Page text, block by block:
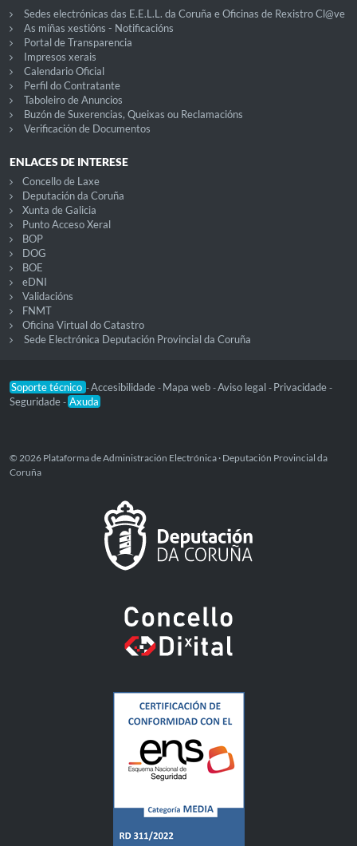
Sedes electrónicas das E.E.L.L. da Coruña e Oficinas de Rexistro Cl@ve
As miñas xestións - Notificacións
Portal de Transparencia
Impresos xerais
Calendario Oficial
Perfil do Contratante
Taboleiro de Anuncios
Buzón de Suxerencias, Queixas ou Reclamacións
Verificación de Documentos
ENLACES DE INTERESE
Concello de Laxe
Deputación da Coruña
Xunta de Galicia
Punto Acceso Xeral
BOP
DOG
BOE
eDNI
Validacións
FNMT
Oficina Virtual do Catastro
Sede Electrónica Deputación Provincial da Coruña
Soporte técnico -Accesibilidade - Mapa web -Aviso legal - Privacidade -
Seguridade - Axuda
© 2026 Plataforma de Administración Electrónica · Deputación Provincial da
Coruña